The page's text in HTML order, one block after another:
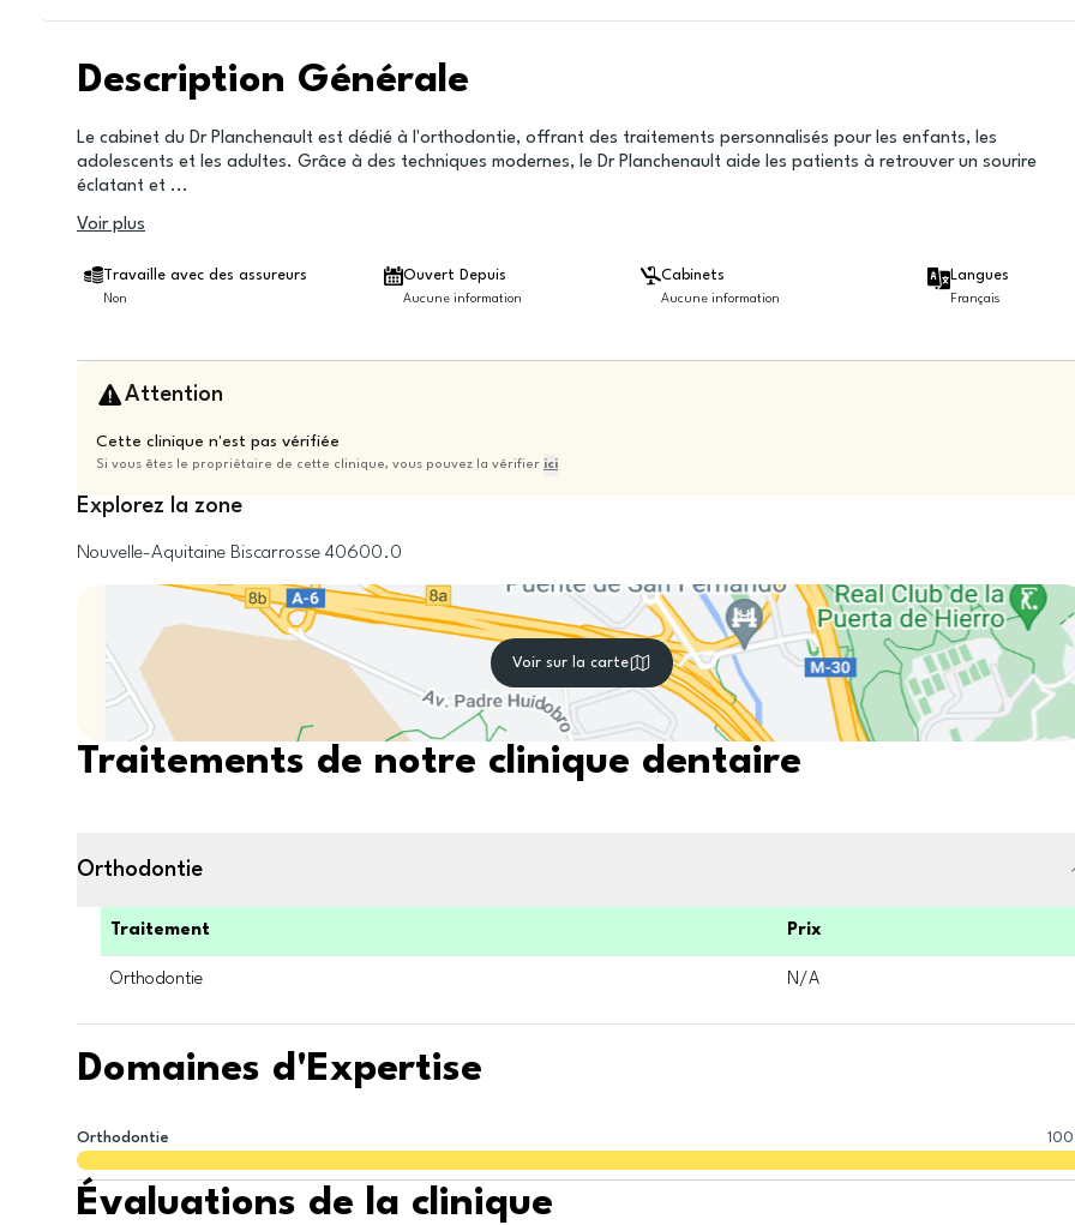
Description Générale
Le cabinet du Dr Planchenault est dédié à l'orthodontie, offrant des traitements personnalisés pour les enfants, les
adolescents et les adultes. Grâce à des techniques modernes, le Dr Planchenault aide les patients à retrouver un sourire
éclatant et ...
Voir plus
Travaille avec des assureurs
Non
Ouvert Depuis
Aucune information
Cabinets
Aucune information
Langues
Français
Attention
Cette clinique n'est pas vérifiée
Si vous êtes le propriétaire de cette clinique, vous pouvez la vérifier ici
Explorez la zone
Nouvelle-Aquitaine Biscarrosse 40600.0
Voir sur la carte
Traitements de notre clinique dentaire
Orthodontie
Traitement Prix
Orthodontie N/A
Domaines d'Expertise
Orthodontie 100
Évaluations de la clinique